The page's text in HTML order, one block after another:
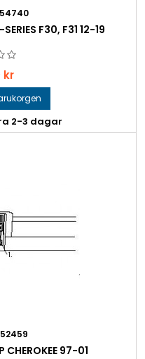
F30, F31 12-19
kr
2-3 dagar
CHEROKEE 97-01